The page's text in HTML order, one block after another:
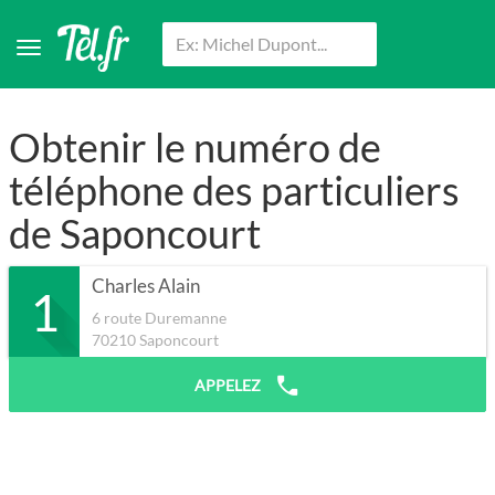
Obtenir le numéro de
téléphone des particuliers
de Saponcourt
1 Charles Alain
6 route Duremanne
70210Saponcourt
APPELEZ